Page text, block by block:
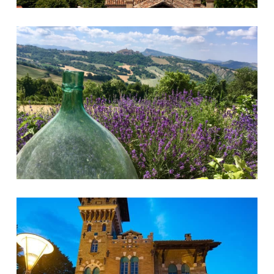
Paesaggio Forcese
Villino Verrucci